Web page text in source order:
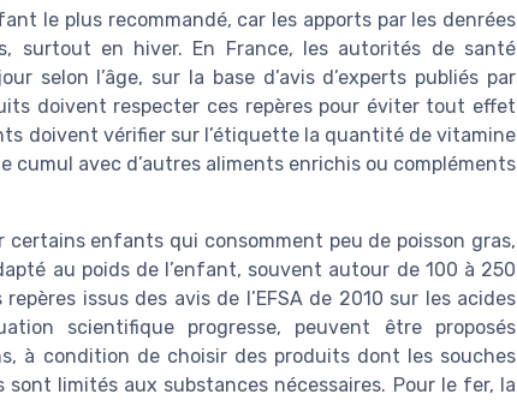
le plus recommandé, car les apports par les denrées
surtout en hiver. En France, les autorités de santé
selon l’âge, sur la base d’avis d’experts publiés par
doivent respecter ces repères pour éviter tout effet
doivent vérifier sur l’étiquette la quantité de vitamine
cumul avec d’autres aliments enrichis ou compléments
enfants qui consomment peu de poisson gras,
au poids de l’enfant, souvent autour de 100 à 250
issus des avis de l’EFSA de 2010 sur les acides
scientifique progresse, peuvent être proposés
à condition de choisir des produits dont les souches
limités aux substances nécessaires. Pour le fer, la